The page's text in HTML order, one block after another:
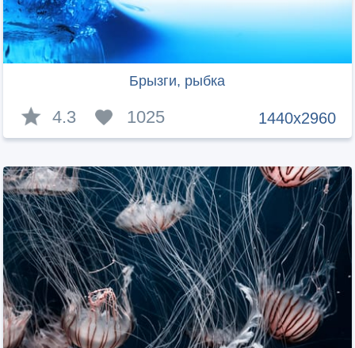
Брызги, рыбка
1440x2960
4.3 1025